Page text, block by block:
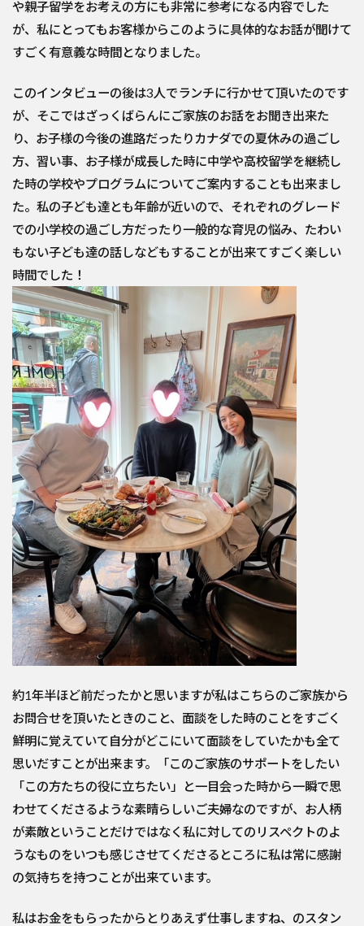
や親子留学をお考えの方にも非常に参考になる内容でした
が、私にとってもお客様からこのように具体的なお話が聞けて
すごく有意義な時間となりました。
このインタビューの後は3人でランチに行かせて頂いたのです
が、そこではざっくばらんにご家族のお話をお聞き出来た
り、お子様の今後の進路だったりカナダでの夏休みの過ごし
方、習い事、お子様が成長した時に中学や高校留学を継続し
た時の学校やプログラムについてご案内することも出来まし
た。私の子ども達とも年齢が近いので、それぞれのグレード
での小学校の過ごし方だったり一般的な育児の悩み、たわい
もない子ども達の話しなどもすることが出来てすごく楽しい
時間でした！
約1年半ほど前だったかと思いますが私はこちらのご家族から
お問合せを頂いたときのこと、面談をした時のことをすごく
鮮明に覚えていて自分がどこにいて面談をしていたかも全て
思いだすことが出来ます。「このご家族のサポートをしたい
「この方たちの役に立ちたい」と一目会った時から一瞬で思
わせてくださるような素晴らしいご夫婦なのですが、お人柄
が素敵ということだけではなく私に対してのリスペクトのよ
うなものをいつも感じさせてくださるところに私は常に感謝
の気持ちを持つことが出来ています。
私はお金をもらったからとりあえず仕事しますね、のスタン